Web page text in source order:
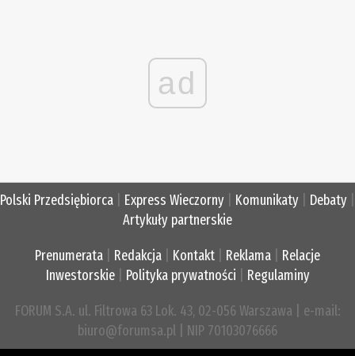
ad
Polski Przedsiębiorca Express Wieczorny Komunikaty Debaty
Artykuły partnerskie
Prenumerata Redakcja Kontakt Reklama
Relacje
Inwestorskie| Polityka prywatności Regulaminy
FORUM S.A. ul. Filtrowa 63 Lok. 43, 02-056 Warszawa | e-mail:
biuro@forumsa.pl | NIP 70103076666